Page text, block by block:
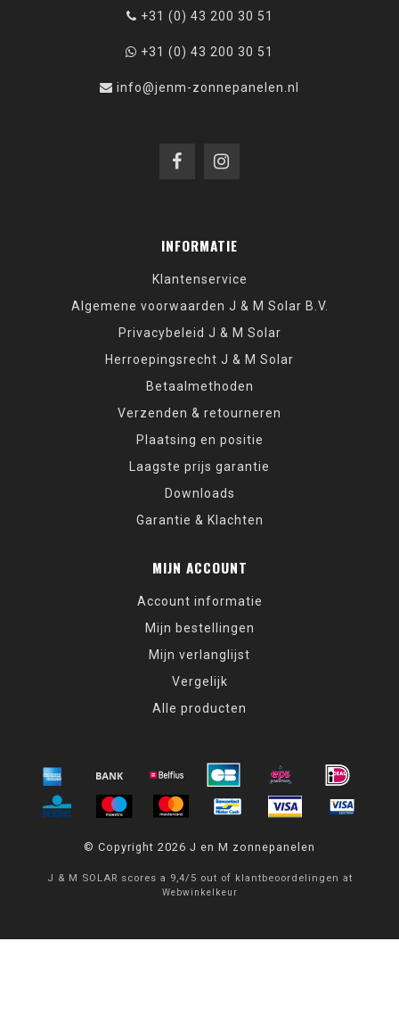
+31 (0) 43 200 30 51
+31 (0) 43 200 30 51
info@jenm-zonnepanelen.nl
INFORMATIE
Klantenservice
Algemene voorwaarden J & M Solar B.V.
Privacybeleid J & M Solar
Herroepingsrecht J & M Solar
Betaalmethoden
Verzenden & retourneren
Plaatsing en positie
Laagste prijs garantie
Downloads
Garantie & Klachten
MIJN ACCOUNT
Account informatie
Mijn bestellingen
Mijn verlanglijst
Vergelijk
Alle producten
© Copyright 2026 J en M zonnepanelen
J & M SOLAR scores a 9,4/ 5 out of klantbeoordelingen at
Webwinkelkeur